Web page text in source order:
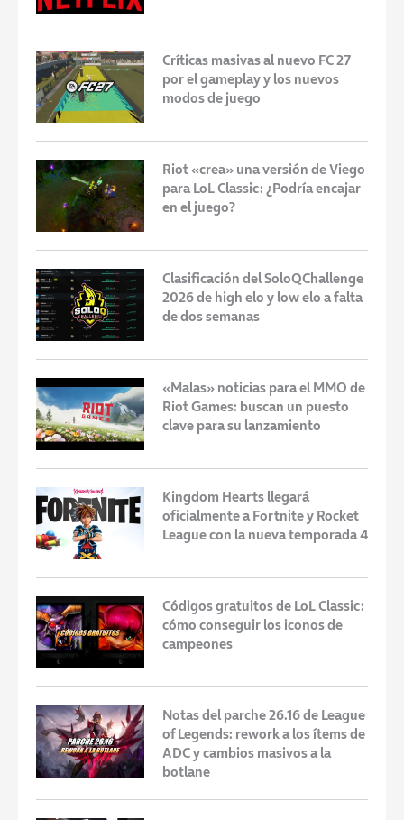
Críticas masivas al nuevo FC 27
por el gameplay y los nuevos
modos de juego
Riot «crea» una versión de Viego
para LoL Classic: ¿Podría encajar
en el juego?
Clasificación del SoloQChallenge
2026 de high elo y low elo a falta
de dos semanas
«Malas» noticias para el MMO de
Riot Games: buscan un puesto
clave para su lanzamiento
Kingdom Hearts llegará
oficialmente a Fortnite y Rocket
League con la nueva temporada 4
Códigos gratuitos de LoL Classic:
cómo conseguir los iconos de
campeones
Notas del parche 26.16 de League
of Legends: rework a los ítems de
ADC y cambios masivos a la
botlane